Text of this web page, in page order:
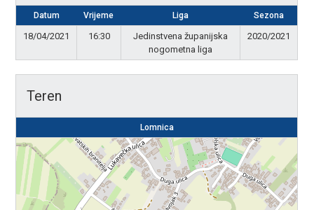
Datum Vrijeme Liga Sezona
18/04/2021 16:30
Jedinstvena županijska
nogometna liga
2020/2021
Teren
Lomnica